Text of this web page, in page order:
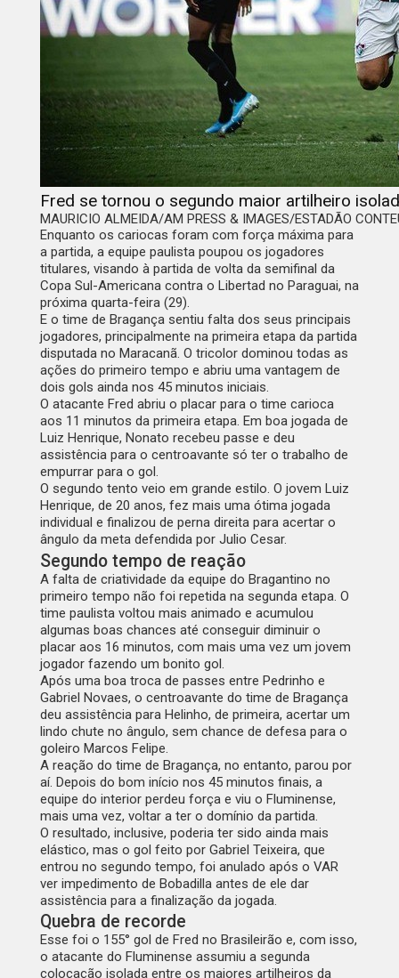
Fred se tornou o segundo maior artilheiro
MAURICIO ALMEIDA/AM PRESS & IMAGES/ESTADÃO
Enquanto os cariocas foram com força máxima para
a partida, a equipe paulista poupou os jogadores
titulares, visando à partida de volta da semifinal da
Copa Sul-Americana contra o Libertad no Paraguai, na
próxima quarta-feira (29).
E o time de Bragança sentiu falta dos seus principais
jogadores, principalmente na primeira etapa da partida
disputada no Maracanã. O tricolor dominou todas as
ações do primeiro tempo e abriu uma vantagem de
dois gols ainda nos 45 minutos iniciais.
O atacante Fred abriu o placar para o time carioca
aos 11 minutos da primeira etapa. Em boa jogada de
Luiz Henrique, Nonato recebeu passe e deu
assistência para o centroavante só ter o trabalho de
empurrar para o gol.
O segundo tento veio em grande estilo. O jovem Luiz
Henrique, de 20 anos, fez mais uma ótima jogada
individual e finalizou de perna direita para acertar o
ângulo da meta defendida por Julio Cesar.
Segundo tempo de reação
A falta de criatividade da equipe do Bragantino no
primeiro tempo não foi repetida na segunda etapa. O
time paulista voltou mais animado e acumulou
algumas boas chances até conseguir diminuir o
placar aos 16 minutos, com mais uma vez um jovem
jogador fazendo um bonito gol.
Após uma boa troca de passes entre Pedrinho e
Gabriel Novaes, o centroavante do time de Bragança
deu assistência para Helinho, de primeira, acertar um
lindo chute no ângulo, sem chance de defesa para o
goleiro Marcos Felipe.
A reação do time de Bragança, no entanto, parou por
aí. Depois do bom início nos 45 minutos finais, a
equipe do interior perdeu força e viu o Fluminense,
mais uma vez, voltar a ter o domínio da partida.
O resultado, inclusive, poderia ter sido ainda mais
elástico, mas o gol feito por Gabriel Teixeira, que
entrou no segundo tempo, foi anulado após o VAR
ver impedimento de Bobadilla antes de ele dar
assistência para a finalização da jogada.
Quebra de recorde
Esse foi o 155° gol de Fred no Brasileirão e, com isso,
o atacante do Fluminense assumiu a segunda
colocação isolada entre os maiores artilheiros da